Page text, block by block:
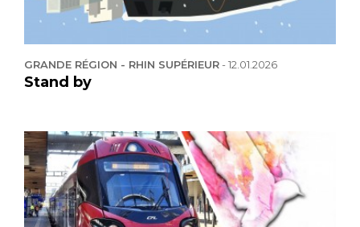
GRANDE RÉGION - RHIN SUPÉRIEUR-12.01.2026
Stand by